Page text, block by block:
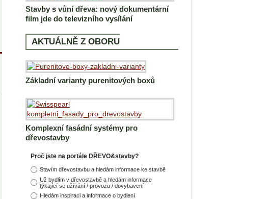
Stavby s vůní dřeva: nový dokumentární
film jde do televizního vysílání
AKTUÁLNĚ Z OBORU
Základní varianty purenitových boxů
Komplexní fasádní systémy pro
dřevostavby
Proč jste na portále DŘEVO&stavby?
Stavím dřevostavbu a hledám informace ke stavbě
Už bydlím v dřevostavbě a hledám informace
týkající se užívání / provozu / dovybavení
Hledám inspiraci a informace o bydlení